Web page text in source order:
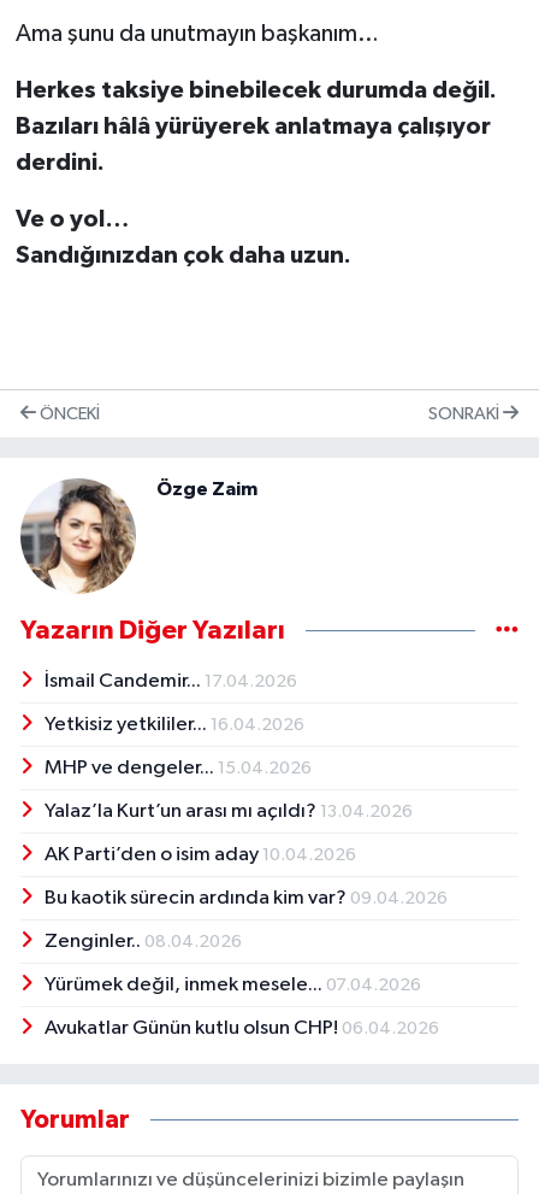
Ama şunu da unutmayın başkanım…
Herkes taksiye binebilecek durumda değil.
Bazıları hâlâ yürüyerek anlatmaya çalışıyor
derdini.
Ve o yol…
Sandığınızdan çok daha uzun.
ÖNCEKI SONRAKI
Özge Zaim
Yazarın Diğer Yazıları
İsmail Candemir... 17.04.2026
Yetkisiz yetkililer... 16.04.2026
MHP ve dengeler... 15.04.2026
Yalaz’la Kurt’un arası mı açıldı? 13.04.2026
AK Parti’den o isim aday 10.04.2026
Bu kaotik sürecin ardında kim var? 09.04.2026
Zenginler.. 08.04.2026
Yürümek değil, inmek mesele... 07.04.2026
Avukatlar Günün kutlu olsun CHP! 06.04.2026
Yorumlar